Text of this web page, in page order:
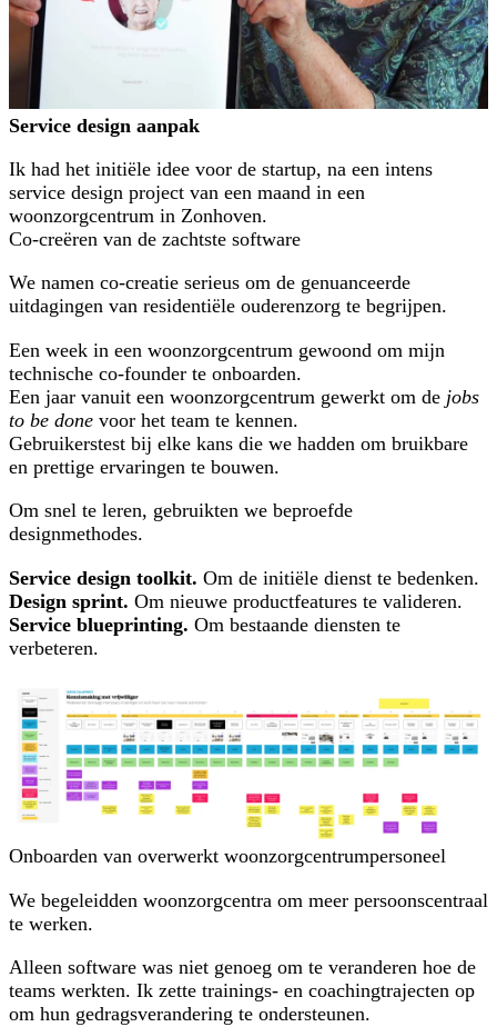
Service design aanpak
Ik had het initiële idee voor de startup, na een intens
service design project van een maand in een
woonzorgcentrum in Zonhoven.
Co-creëren van de zachtste software
We namen co-creatie serieus om de genuanceerde
uitdagingen van residentiële ouderenzorg te begrijpen.
Een week in een woonzorgcentrum gewoond om mijn
technische co-founder te onboarden.
Een jaar vanuit een woonzorgcentrum gewerkt om de jobs
to be done voor het team te kennen.
Gebruikerstest bij elke kans die we hadden om bruikbare
en prettige ervaringen te bouwen.
Om snel te leren, gebruikten we beproefde
designmethodes.
Service design toolkit. Om de initiële dienst te bedenken.
Design sprint. Om nieuwe productfeatures te valideren.
Service blueprinting. Om bestaande diensten te
verbeteren.
Onboarden van overwerkt woonzorgcentrumpersoneel
We begeleidden woonzorgcentra om meer persoonscentraal
te werken.
Alleen software was niet genoeg om te veranderen hoe de
teams werkten. Ik zette trainings- en coachingtrajecten op
om hun gedragsverandering te ondersteunen.